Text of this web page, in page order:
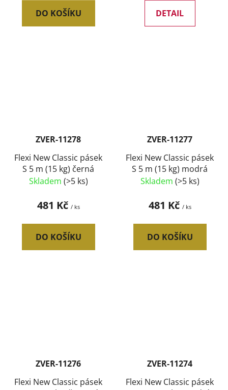
DO KOŠÍKU DETAIL
ZVER-11278
Flexi New Classic pásek
S 5 m (15 kg) černá
Skladem (>5 ks)
481 Kč / ks
DO KOŠÍKU
ZVER-11277
Flexi New Classic pásek
S 5 m (15 kg) modrá
Skladem (>5 ks)
481 Kč / ks
DO KOŠÍKU
ZVER-11276
Flexi New Classic pásek
ZVER-11274
Flexi New Classic pásek